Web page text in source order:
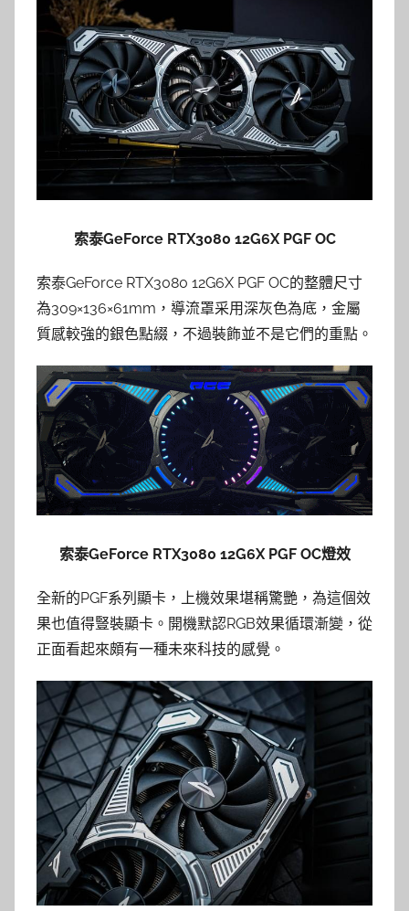
索泰GeForce RTX3080 12G6X PGF OC
索泰GeForce RTX3080 12G6X PGF OC的整體尺寸
為309×136×61mm，導流罩采用深灰色為底，金屬
質感較強的銀色點綴，不過裝飾並不是它們的重點。
索泰GeForce RTX3080 12G6X PGF OC燈效
全新的PGF系列顯卡，上機效果堪稱驚艷，為這個效
果也值得豎裝顯卡。開機默認RGB效果循環漸變，從
正面看起來頗有一種未來科技的感覺。